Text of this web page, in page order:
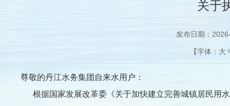
关于
发布日期：
【字体： 大
尊敬的丹江水务集团自来水用户：
根据国家发展改革委《关于加快建立完善城镇居民用